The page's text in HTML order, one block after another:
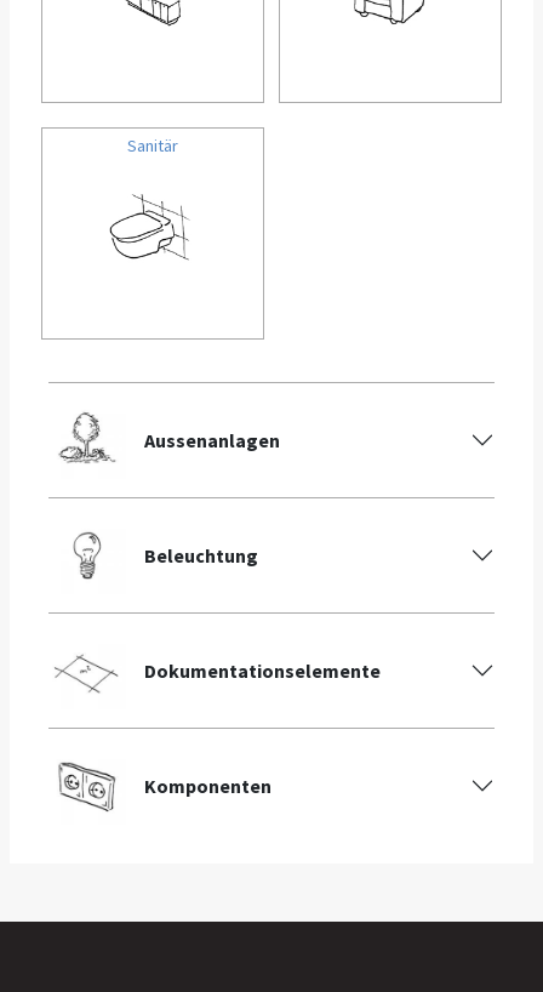
Sanitär
Aussenanlagen
Beleuchtung
Dokumentationselemente
Komponenten